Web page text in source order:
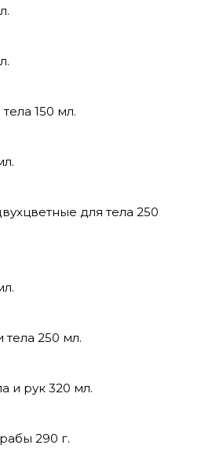
150 мл.
для тела 250
тела 250 мл.
и рук 320 мл.
290 г.